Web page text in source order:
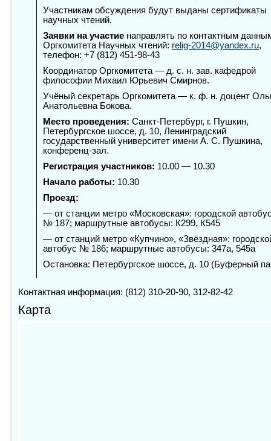
Участникам обсуждения будут выданы сертификаты
научных чтений.
Заявки на участие направлять по контактным
Оргкомитета Научных чтений: relig-2014@yandex.ru,
телефон: +7 (812) 451-98-43
Координатор Оргкомитета — д. с. н. зав. кафедрой
философии Михаил Юрьевич Смирнов.
Учёный секретарь Оргкомитета — к. ф. н. доцент
Анатольевна Бокова.
Место проведения: Санкт-Петербург, г. Пушкин,
Петербургское шоссе, д. 10, Ленинградский
государственный университет имени А. С. Пушкина,
конференц-зал.
Регистрация участников: 10.00 — 10.30
Начало работы: 10.30
Проезд:
— от станции метро «Московская»: городской
№ 187; маршрутные автобусы: К299, К545
— от станций метро «Купчино», «Звёздная»:
автобус № 186; маршрутные автобусы: 347а, 545а
Остановка: Петербургское шоссе, д. 10 (Буферный
Контактная информация: (812) 310-20-90, 312-82-42
Карта